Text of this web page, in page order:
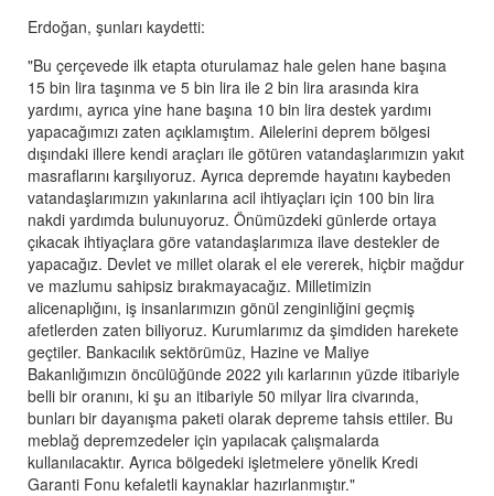
Erdoğan, şunları kaydetti:
"Bu çerçevede ilk etapta oturulamaz hale gelen hane başına
15 bin lira taşınma ve 5 bin lira ile 2 bin lira arasında kira
yardımı, ayrıca yine hane başına 10 bin lira destek yardımı
yapacağımızı zaten açıklamıştım. Ailelerini deprem bölgesi
dışındaki illere kendi araçları ile götüren vatandaşlarımızın yakıt
masraflarını karşılıyoruz. Ayrıca depremde hayatını kaybeden
vatandaşlarımızın yakınlarına acil ihtiyaçları için 100 bin lira
nakdi yardımda bulunuyoruz. Önümüzdeki günlerde ortaya
çıkacak ihtiyaçlara göre vatandaşlarımıza ilave destekler de
yapacağız. Devlet ve millet olarak el ele vererek, hiçbir mağdur
ve mazlumu sahipsiz bırakmayacağız. Milletimizin
alicenaplığını, iş insanlarımızın gönül zenginliğini geçmiş
afetlerden zaten biliyoruz. Kurumlarımız da şimdiden harekete
geçtiler. Bankacılık sektörümüz, Hazine ve Maliye
Bakanlığımızın öncülüğünde 2022 yılı karlarının yüzde itibariyle
belli bir oranını, ki şu an itibariyle 50 milyar lira civarında,
bunları bir dayanışma paketi olarak depreme tahsis ettiler. Bu
meblağ depremzedeler için yapılacak çalışmalarda
kullanılacaktır. Ayrıca bölgedeki işletmelere yönelik Kredi
Garanti Fonu kefaletli kaynaklar hazırlanmıştır."